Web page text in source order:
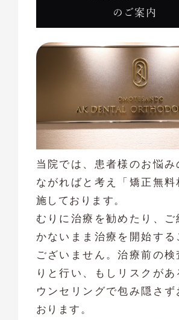
のご案内
当院では、患者様のお悩み
ながればと考え「矯正無料
施しております。
むりに治療を勧めたり、ご
かないまま治療を開始する
ございません。治療前の検
りと行い、もしリスクがあ
ウンセリングで包み隠さず
おります。